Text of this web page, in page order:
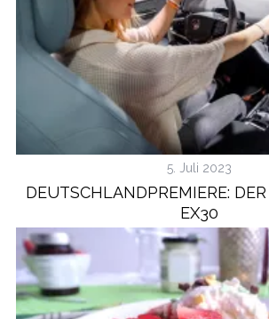
5. Juli 2023
DEUTSCHLANDPREMIERE:
EX30